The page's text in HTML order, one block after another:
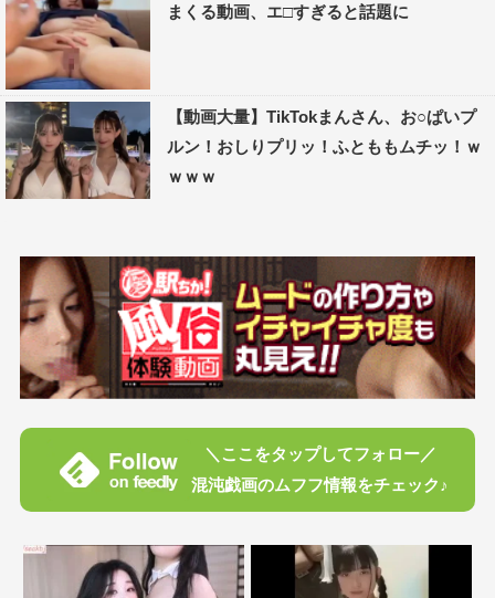
まくる動画、エ□すぎると話題に
【動画大量】TikTokまんさん、お○ぱいプ
ルン！おしりプリッ！ふとももムチッ！ｗ
ｗｗｗ
＼ここをタップしてフォロー／
混沌戯画のムフフ情報をチェック♪